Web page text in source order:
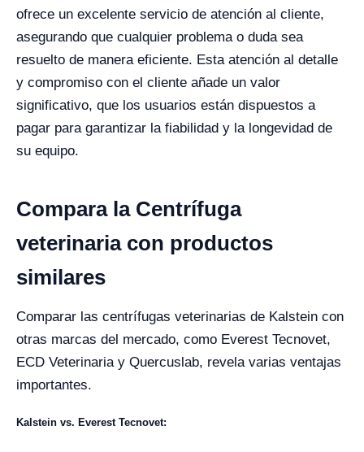
ofrece un excelente servicio de atención al cliente,
asegurando que cualquier problema o duda sea
resuelto de manera eficiente. Esta atención al detalle
y compromiso con el cliente añade un valor
significativo, que los usuarios están dispuestos a
pagar para garantizar la fiabilidad y la longevidad de
su equipo.
Compara la Centrífuga
veterinaria con productos
similares
Comparar las centrífugas veterinarias de Kalstein con
otras marcas del mercado, como Everest Tecnovet,
ECD Veterinaria y Quercuslab, revela varias ventajas
importantes.
Kalstein vs. Everest Tecnovet: